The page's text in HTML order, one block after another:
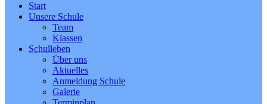
Start
Unsere Schule
Team
Klassen
Schulleben
Über uns
Aktuelles
Anmeldung Schule
Galerie